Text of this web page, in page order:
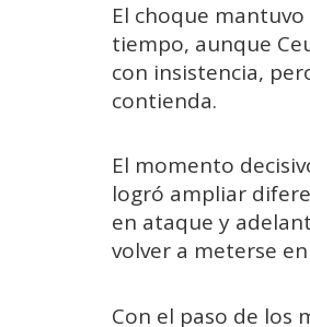
El choque
tiempo, aunque
con insistencia,
contienda.
El momento
logró ampliar
en ataque y
volver a meterse
Con el paso de los